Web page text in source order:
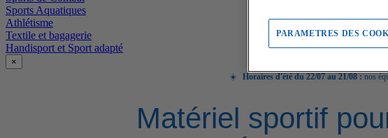
Sports Aquatiques
Athlétisme
Textile et bagagerie
Handisport et Sport adapté
×
☀️ Horaires d'été du 22/07 au 21/08 : nos
Matériel sportif
PARAMETRES DES